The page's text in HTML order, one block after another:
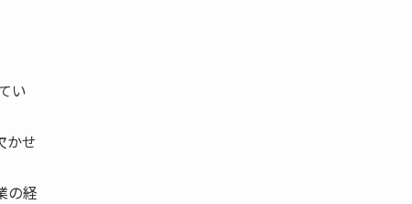
い
かせ
の経